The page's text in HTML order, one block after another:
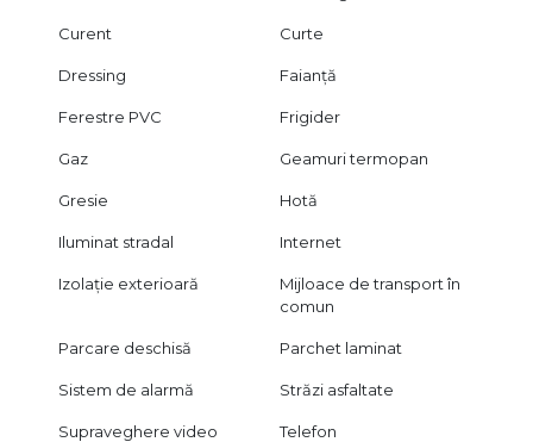
Curent Curte
Dressing Faianță
Ferestre PVC Frigider
Gaz Geamuri termopan
Gresie Hotă
Iluminat stradal Internet
Izolație exterioară
Mijloace de transport în
comun
Parcare deschisă Parchet laminat
Sistem de alarmă Străzi asfaltate
Supraveghere video Telefon